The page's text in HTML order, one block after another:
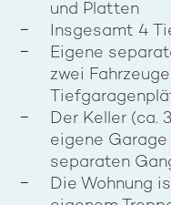
und Platten
Insgesamt 4
Eigene
zwei
Der Keller (ca.
eigene
separaten
Die Wohnung